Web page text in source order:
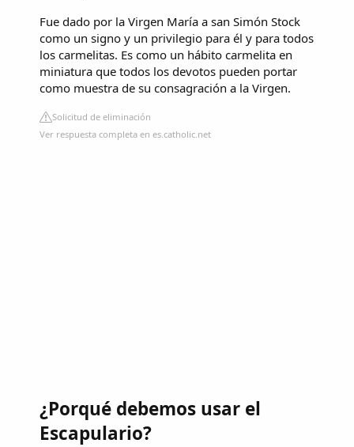
Fue dado por la Virgen María a san Simón Stock
como un signo y un privilegio para él y para todos
los carmelitas. Es como un hábito carmelita en
miniatura que todos los devotos pueden portar
como muestra de su consagración a la Virgen.
Solicitud de eliminación
Ver respuesta completa en es.catholic.net
¿Porqué debemos usar el
Escapulario?